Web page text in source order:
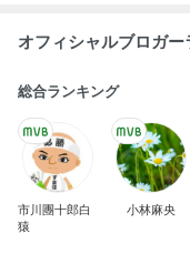
オフィシャルブロガー
総合ランキング
市川團十郎白
猿
小林麻央